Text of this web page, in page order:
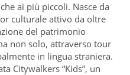
ai più piccoli. Nasce da
culturale attivo da oltre
del patrimonio
non solo, attraverso tour
in lingua straniera.
Citywalkers “Kids”, un